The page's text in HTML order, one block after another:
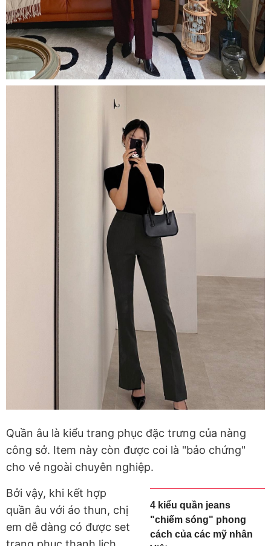
Quần âu là kiểu trang phục đặc trưng của nàng
công sở. Item này còn được coi là "bảo chứng"
cho vẻ ngoài chuyên nghiệp.
4 kiểu quần jeans
"chiếm sóng" phong
cách của các mỹ nhân
Bởi vậy, khi kết hợp
quần âu với áo thun, chị
em dễ dàng có được set